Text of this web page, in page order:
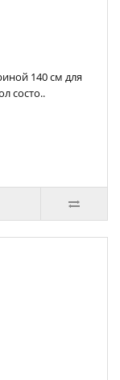
140 см для
состо..